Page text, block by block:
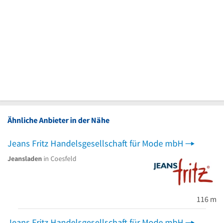
Ähnliche Anbieter in der Nähe
Jeans Fritz Handelsgesellschaft für Mode mbH
Jeansladen in Coesfeld
116 m